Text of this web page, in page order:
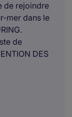
de rejoindre
mer dans le
de
DES